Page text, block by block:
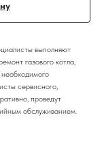
выполняют
газового котла,
сервисного,
проведут
обслуживанием.